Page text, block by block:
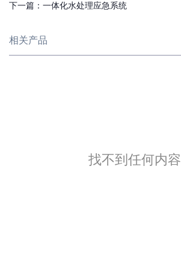
下一篇： 一体化水处理应急系统
相关产品
找不到任何内容